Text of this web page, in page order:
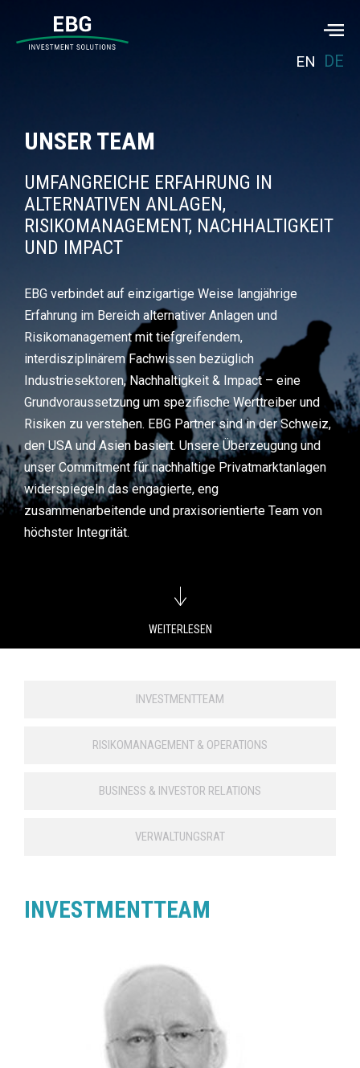
EN DE
UNSER TEAM
UMFANGREICHE ERFAHRUNG IN
ALTERNATIVEN ANLAGEN,
RISIKOMANAGEMENT, NACHHALTIGKEIT
UND IMPACT
EBG verbindet auf einzigartige Weise langjährige
Erfahrung im Bereich alternativer Anlagen und
Risikomanagement mit tiefgreifendem,
interdisziplinäremFachwissen bezüglich
Industriesektoren, Nachhaltigkeit & Impact – eine
Grundvoraussetzung um spezifische Werttreiber und
Risiken zu verstehen. EBG Partner sind in der Schweiz,
den USA und Asien basiert. Unsere Überzeugung und
unser Commitment für nachhaltige Privatmarktanlagen
widerspiegelndas engagierte, eng
zusammenarbeitende und praxisorientierte Team von
höchster Integrität.
WEITERLESEN
INVESTMENTTEAM
RISIKOMANAGEMENT & OPERATIONS
BUSINESS & INVESTOR RELATIONS
VERWALTUNGSRAT
INVESTMENTTEAM